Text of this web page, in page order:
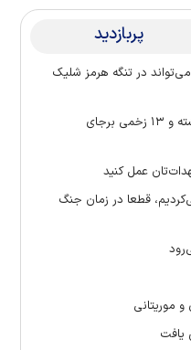
پربازدید
می‌تواند در تنگه هرمز شلیک
انفجار اتوبوس در حومه دمشق ۲ کشته و ۱۳ زخمی برجای
عمل کنید
قطعا در زمان جنگ
و موریتانی